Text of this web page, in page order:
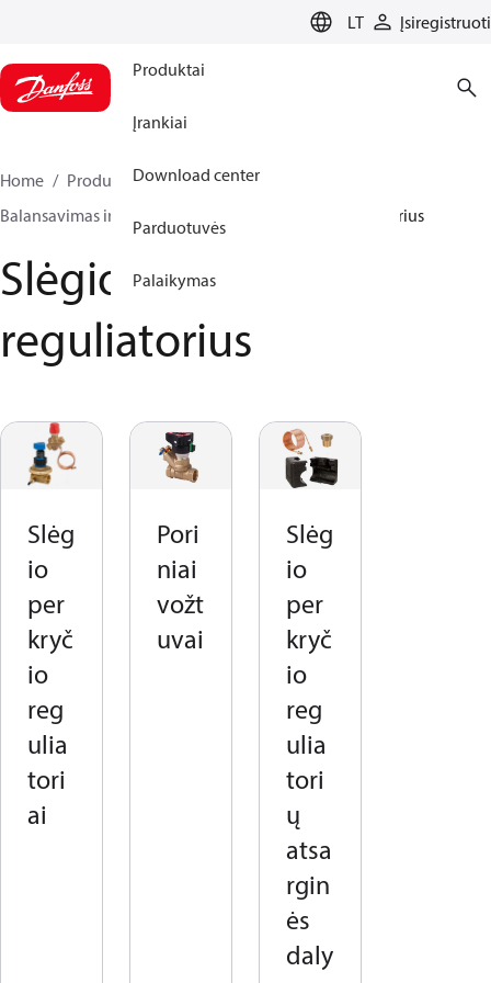
LT Įsiregistruoti
Produktai
Įrankiai
Download center
Parduotuvės
Palaikymas
Home Produktai
Climate Solutions for heating
Balansavimas ir valdymas
Slėgio perkryčio reguliatorius
Slėgio perkryčio
reguliatorius
Slėg
io
per
kryč
io
reg
ulia
tori
ai
Pori
niai
vožt
uvai
Slėg
io
per
kryč
io
reg
ulia
tori
ų
atsa
rgin
ės
daly